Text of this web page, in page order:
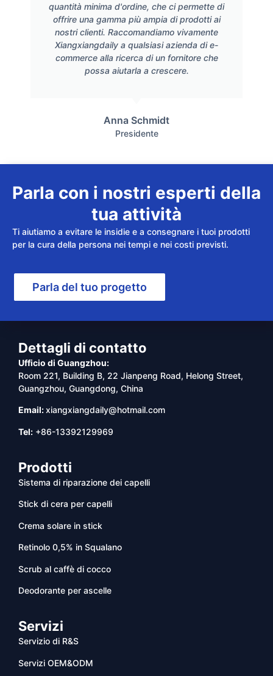
quantità minima d'ordine, che ci permette di
offrire una gamma più ampia di prodotti ai
nostri clienti. Raccomandiamo vivamente
Xiangxiangdaily a qualsiasi azienda di e-
commerce alla ricerca di un fornitore che
possa aiutarla a crescere.
Anna Schmidt
Presidente
Parla con i nostri esperti della
tua attività
Ti aiutiamo a evitare le insidie e a consegnare i tuoi prodotti
per la cura della persona nei tempi e nei costi previsti.
Parla del tuo progetto
Dettagli di contatto
Ufficio di Guangzhou:
Room 221, Building B, 22 Jianpeng Road, Helong Street,
Guangzhou, Guangdong, China
Email:xiangxiangdaily@hotmail.com
Tel: +86-13392129969
Prodotti
Sistema di riparazione dei capelli
Stick di cera per capelli
Crema solare in stick
Retinolo 0,5% in Squalano
Scrub al caffè di cocco
Deodorante per ascelle
Servizi
Servizio di R&S
Servizi OEM&ODM